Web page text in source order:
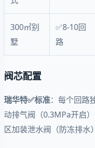
300㎡别
墅
✅8-10回
路
阀芯配置
瑞华特✅标准：每个回路
动排气阀（0.3MPa开启
区加装泄水阀（防冻排水